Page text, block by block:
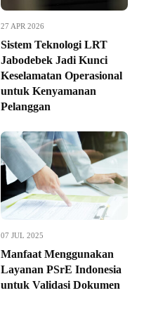
27 APR 2026
Sistem Teknologi LRT
Jabodebek Jadi Kunci
Keselamatan Operasional
untuk Kenyamanan
Pelanggan
07 JUL 2025
Manfaat Menggunakan
Layanan PSrE Indonesia
untuk Validasi Dokumen